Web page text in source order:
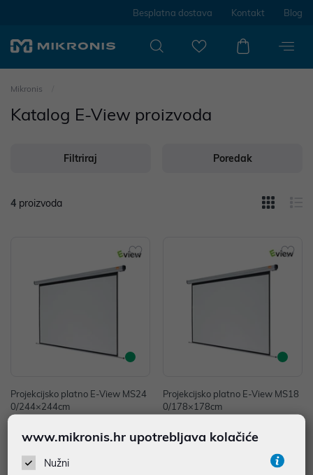
Besplatna dostava Kontakt Blog
Mikronis
Katalog E-View proizvoda
Filtriraj Poredak
4 proizvoda
Projekcijsko platno E-View MS24
0/244×244cm
Projekcijsko platno E-View MS18
0/178×178cm
89,00 €
www.mikronis.hr upotrebljava kolačiće
Nužni